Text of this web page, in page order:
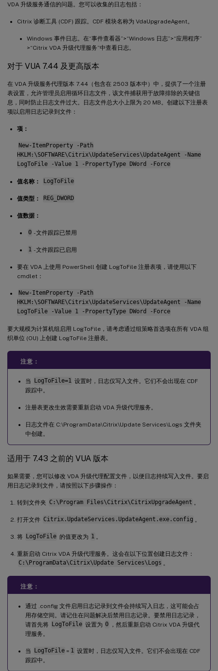
VDA 升级服务通信的问题。您可以收集的日志包括：
Citrix 诊断工具 (CDF) 跟踪。CDF 模块名称为 VdaUpgradeAgent。
Windows 事件日志。在“事件查看器”>“Windows 日志”>“应用程序”
>“Citrix VDA 升级代理服务”中查看日志。
对于 VUA 7.44 及更高版本
在 VDA 升级服务代理版本 7.44（包含在 2503 版本中）中，提供了一个注册
表设置，允许管理员启用循环日志文件，该文件捕获用于故障排除的关键信
息，同时防止日志文件过大。日志文件总大小上限为 20 MB。创建以下注册表
项以启用日志记录到文件：
项：
New-ItemProperty -Path
HKLM:\SOFTWARE\Citrix\UpdateServices\UpdateAgent -Name
LogToFile -Value 1 -PropertyType DWord -Force
值名称： LogToFile
值类型： REG_DWORD
值数据：
0 - 文件跟踪已禁用
1 - 文件跟踪已启用
要在 VDA 上使用 PowerShell 创建 LogToFile 注册表项，请使用以下
cmdlet：
New-ItemProperty -Path
HKLM:\SOFTWARE\Citrix\UpdateServices\UpdateAgent -Name
LogToFile -Value 1 -PropertyType DWord -Force
要大规模为计算机组启用 LogToFile，请考虑通过组策略首选项在所有 VDA 组
织单位 (OU) 上创建 LogToFile 注册表。
注意：
当 LogToFile=1 设置时，日志仅写入文件。它们不会出现在 CDF
跟踪中。
注册表更改生效需要重新启动 VDA 升级代理服务。
日志文件在 C:\ProgramData\Citrix\Update Services\Logs 文件夹
中创建。
适用于 7.43 之前的 VUA 版本
如果需要，您可以修改 VDA 升级代理配置文件，以便日志持续写入文件。要启
用日志记录到文件，请按照以下步骤操作：
转到文件夹 C:\Program Files\Citrix\CitrixUpgradeAgent 。
打开文件 Citrix.UpdateServices.UpdateAgent.exe.config 。
将 LogToFile 的值更改为 1 。
重新启动 Citrix VDA 升级代理服务。这会在以下位置创建日志文件：
C:\ProgramData\Citrix\Update Services\Logs 。
注意：
通过 .config 文件启用日志记录到文件会持续写入日志，这可能会占
用存储空间。请记住在问题解决后禁用日志记录。要禁用日志记录，
请首先将
LogToFile 设置为 0 ，然后重新启动 Citrix VDA 升级代
理服务。
当 LogToFile = 1 设置时，日志仅写入文件。它们不会出现在 CDF
跟踪中。